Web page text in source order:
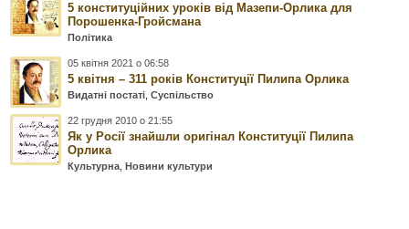
5 конституційних уроків від Мазепи-Орлика для
Порошенка-Гройсмана
Політика
05 квітня 2021 о 06:58
5 квітня – 311 років Конституції Пилипа Орлика
Видатні постаті ,Суспільство
22 грудня 2010 о 21:55
Як у Росії знайшли оригінал Конституції Пилипа
Орлика
Культурна Новини культури